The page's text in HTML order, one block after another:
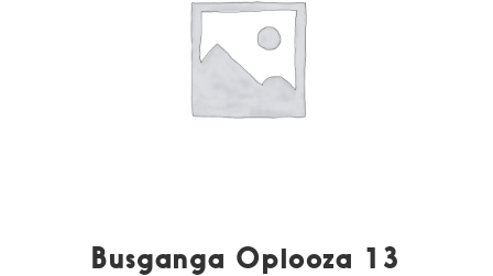
Busganga Oplooza 13